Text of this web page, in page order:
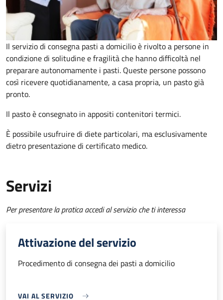
Il servizio di consegna pasti a domicilio è rivolto a persone in
condizione di solitudine e fragilità che hanno difficoltà nel
preparare autonomamente i pasti. Queste persone possono
così ricevere quotidianamente, a casa propria, un pasto già
pronto.
Il pasto è consegnato in appositi contenitori termici.
È possibile usufruire di diete particolari, ma esclusivamente
dietro presentazione di certificato medico.
Servizi
Per presentare la pratica accedi al servizio che ti interessa
Attivazione del servizio
Procedimento di consegna dei pasti a domicilio
VAI AL SERVIZIO